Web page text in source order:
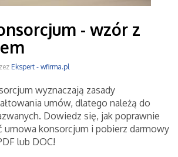
- wzór z
Ekspert - wfirma.pl
wyznaczają zasady
umów, dlatego należą do
Dowiedz się, jak poprawnie
umowa konsorcjum i pobierz darmowy
lub DOC!